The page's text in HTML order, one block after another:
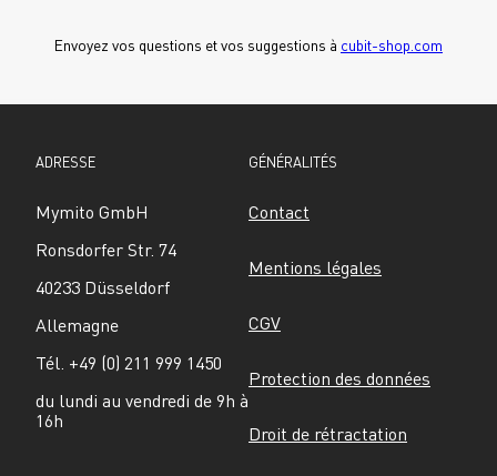
Envoyez vos questions et vos suggestions à cubit-shop.com
ADRESSE
Mymito GmbH
Ronsdorfer Str. 74
40233 Düsseldorf
Allemagne
Tél. +49 (0) 211 999 1450
du lundi au vendredi de 9h à
16h
GÉNÉRALITÉS
Contact
Mentions légales
CGV
Protection des données
Droit de rétractation